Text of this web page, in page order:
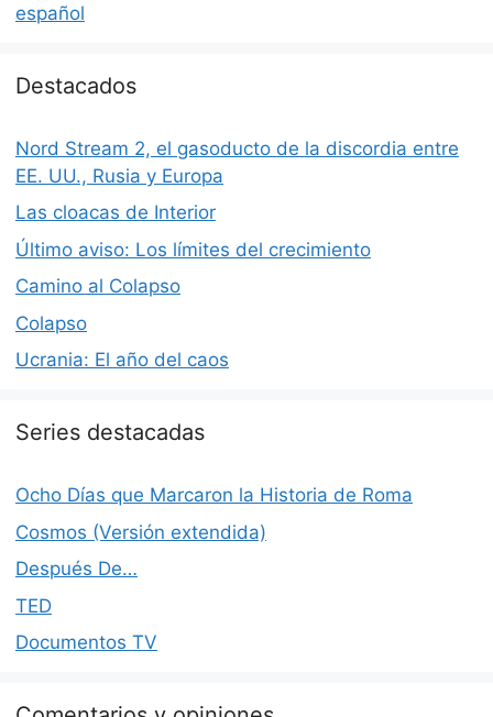
español
Destacados
Nord Stream 2, el gasoducto de la discordia entre
EE. UU., Rusia y Europa
Las cloacas de Interior
Último aviso: Los límites del crecimiento
Camino al Colapso
Colapso
Ucrania: El año del caos
Series destacadas
Ocho Días que Marcaron la Historia de Roma
Cosmos (Versión extendida)
Después De…
TED
Documentos TV